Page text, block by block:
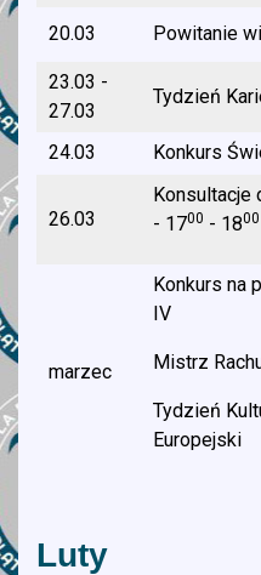
20.03 Powitanie
23.03 -
27.03
Tydzień
24.03 Konkurs
26.03
Konsultacje
- 1700 - 1800
marzec
Konkurs na
IV
Mistrz
Tydzień
Europejski
Luty